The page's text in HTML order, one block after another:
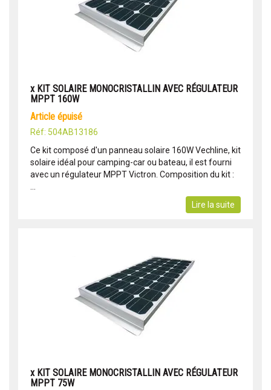
x KIT SOLAIRE MONOCRISTALLIN AVEC RÉGULATEUR
MPPT 160W
article épuisé
Réf: 504AB13186
Ce kit composé d'un panneau solaire 160W Vechline, kit
solaire idéal pour camping-car ou bateau, il est fourni
avec un régulateur MPPT Victron. Composition du kit :
Lire la suite
x KIT SOLAIRE MONOCRISTALLIN AVEC RÉGULATEUR
MPPT 75W